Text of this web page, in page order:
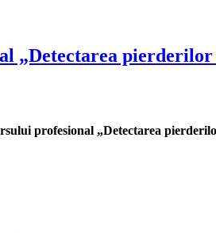
„Detectarea pierderilor
profesional „Detectarea